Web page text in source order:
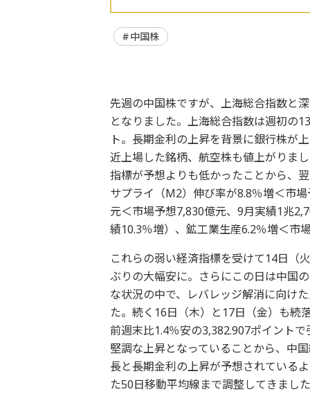
中国株
先週の中国株ですが、上海総合指数と
となりました。上海総合指数は週初の
ト。長期金利の上昇を背景に銀行株が
近上場した銘柄、航空株も値上がりま
指標が予想よりも低かったことから、
サプライ（M2）伸び率が8.8％増＜市
元＜市場予想7,830億元、9月実績1兆
績10.3％増）、鉱工業生産6.2％増＜市
これらの弱い経済指標を受けて14日（
ぶりの大幅安に。さらにこの日は中国
な状況の中で、レバレッジ解消に向け
た。続く16日（木）と17日（金）も続
前週末比1.4％安の3,382.907ポイント
堅調な上昇となっていることから、中
長と長期金利の上昇が予想されている
た50日移動平均線まで調整してきまし